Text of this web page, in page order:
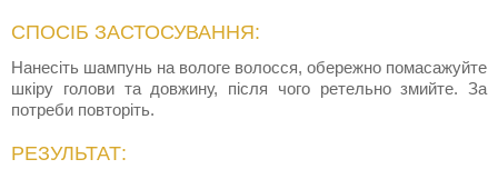
СПОСІБ ЗАСТОСУВАННЯ:
Нанесіть шампунь на вологе волосся, обережно помасажуйте
шкіру голови та довжину, після чого ретельно змийте. За
потреби повторіть.
РЕЗУЛЬТАТ: